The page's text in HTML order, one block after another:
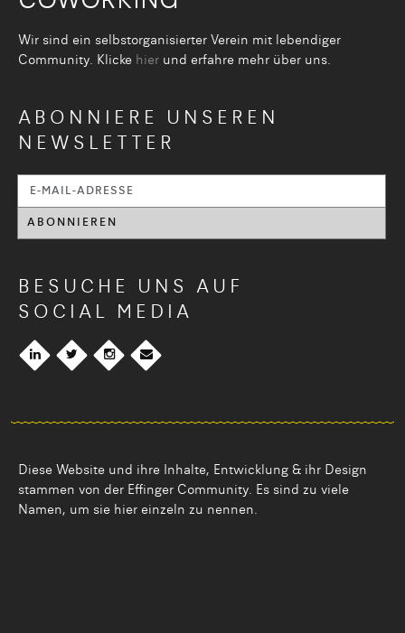
Wir sind ein selbstorganisier­ter Verein mit lebendiger
Community. Klicke hier und erfahre mehr über uns.
ABONNIERE UNSEREN
NEWSLETTER
BESUCHE UNS AUF
SOCIAL MEDIA
Diese Website und ihre Inhalte, Entwicklung & ihr Design
stammen von der Effinger Community. Es sind zu viele
Namen, um sie hier einzeln zu nennen.